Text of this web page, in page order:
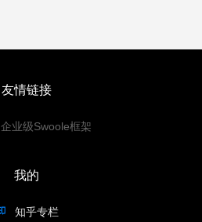
友情链接
企业级Swoole框架
我的
知乎专栏